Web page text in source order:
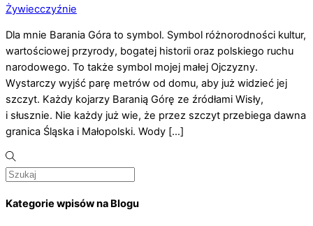
Żywiecczyźnie
Dla mnie Barania Góra to symbol. Symbol różnorodności kultur,
wartościowej przyrody, bogatej historii oraz polskiego ruchu
narodowego. To także symbol mojej małej Ojczyzny.
Wystarczy wyjść parę metrów od domu, aby już widzieć jej
szczyt. Każdy kojarzy Baranią Górę ze źródłami Wisły,
i słusznie. Nie każdy już wie, że przez szczyt przebiega dawna
granica Śląska i Małopolski. Wody […]
Kategorie wpisów na Blogu